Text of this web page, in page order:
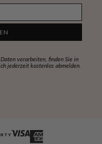
verarbeiten, finden Sie in
jederzeit kostenlos abmelden.